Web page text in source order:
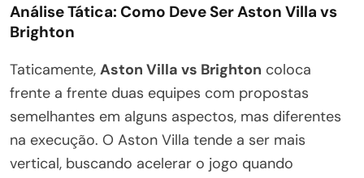
Análise Tática: Como Deve Ser Aston Villa vs
Brighton
Taticamente, Aston Villa vs Brighton coloca
frente a frente duas equipes com propostas
semelhantes em alguns aspectos, mas diferentes
na execução. O Aston Villa tende a ser mais
vertical, buscando acelerar o jogo quando